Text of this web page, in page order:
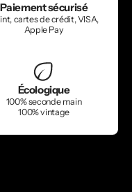
Paiement sécurisé
cartes de crédit, VISA,
Apple Pay
Écologique
100% seconde main
100% vintage